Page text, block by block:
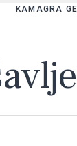
KAMAGRA